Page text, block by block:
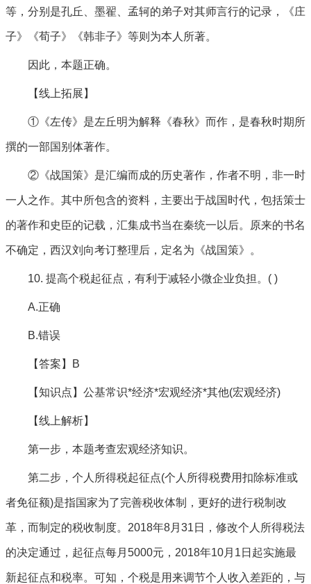
等，分别是孔丘、墨翟、孟轲的弟子对其师言行的记录，《庄
子》《荀子》《韩非子》等则为本人所著。
因此，本题正确。
【线上拓展】
①《左传》是左丘明为解释《春秋》而作，是春秋时期所
撰的一部国别体著作。
②《战国策》是汇编而成的历史著作，作者不明，非一时
一人之作。其中所包含的资料，主要出于战国时代，包括策士
的著作和史臣的记载，汇集成书当在秦统一以后。原来的书名
不确定，西汉刘向考订整理后，定名为《战国策》。
10. 提高个税起征点，有利于减轻小微企业负担。( )
A.正确
B.错误
【答案】B
【知识点】公基常识*经济*宏观经济*其他(宏观经济)
【线上解析】
第一步，本题考查宏观经济知识。
第二步，个人所得税起征点(个人所得税费用扣除标准或
者免征额)是指国家为了完善税收体制，更好的进行税制改
革，而制定的税收制度。2018年8月31日，修改个人所得税法
的决定通过，起征点每月5000元，2018年10月1日起实施最
新起征点和税率。可知，个税是用来调节个人收入差距的，与